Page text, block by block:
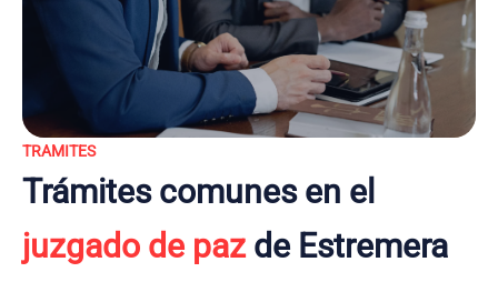
TRAMITES
Trámites comunes en el
juzgado de pazde Estremera